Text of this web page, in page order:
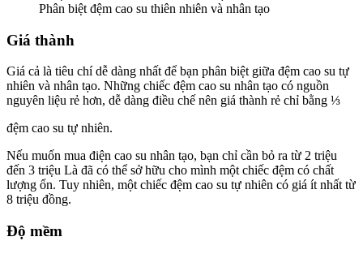
Phân biệt đệm cao su thiên nhiên và nhân tạo
Giá thành
Giá cả là tiêu chí dễ dàng nhất để bạn phân biệt giữa đệm cao su tự
nhiên và nhân tạo. Những chiếc đệm cao su nhân tạo có nguồn
nguyên liệu rẻ hơn, dễ dàng điều chế nên giá thành rẻ chỉ bằng ⅓
đệm cao su tự nhiên.
Nếu muốn mua điện cao su nhân tạo, bạn chỉ cần bỏ ra từ 2 triệu
đến 3 triệu Là đã có thể sở hữu cho mình một chiếc đệm có chất
lượng ổn. Tuy nhiên, một chiếc đệm cao su tự nhiên có giá ít nhất từ
8 triệu đồng.
Độ mềm